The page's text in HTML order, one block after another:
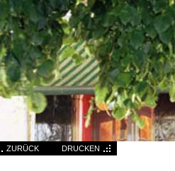
ZURÜCK DRUCKEN